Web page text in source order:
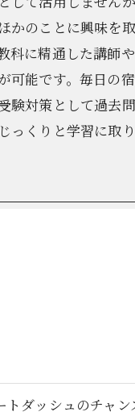
かのことに興味を
科に精通した講師
可能です。毎日の
験対策として過去
くりと学習に取
ダッシュのチャン